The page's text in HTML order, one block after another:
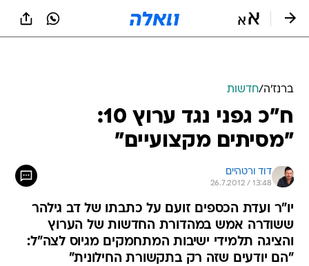
ברנז'ה/חדשות
ח"כ גפני נגד ערוץ 10:
"מסיתים מקצועיים"
דוד ורטהיים
26.7.2012 / 13:48
יו"ר ועדת הכספים זועם על כתבתו של דב גילהר
ששודרה אמש במהדורת החדשות של הערוץ
והציגה תלמידי ישיבות המתחמקים מגיוס לצה"ל:
"הם יודעים שזה רק בתקשורת החילונית"